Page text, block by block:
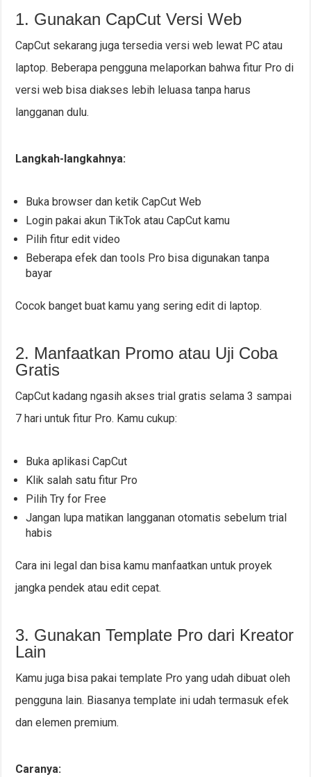
1. Gunakan CapCut Versi Web
CapCut sekarang juga tersedia versi web lewat PC atau
laptop. Beberapa pengguna melaporkan bahwa fitur Pro di
versi web bisa diakses lebih leluasa tanpa harus
langganan dulu.
Langkah-langkahnya:
Buka browser dan ketik CapCut Web
Login pakai akun TikTok atau CapCut kamu
Pilih fitur edit video
Beberapa efek dan tools Pro bisa digunakan tanpa
bayar
Cocok banget buat kamu yang sering edit di laptop.
2. Manfaatkan Promo atau Uji Coba
Gratis
CapCut kadang ngasih akses trial gratis selama 3 sampai
7 hari untuk fitur Pro. Kamu cukup:
Buka aplikasi CapCut
Klik salah satu fitur Pro
Pilih Try for Free
Jangan lupa matikan langganan otomatis sebelum trial
habis
Cara ini legal dan bisa kamu manfaatkan untuk proyek
jangka pendek atau edit cepat.
3. Gunakan Template Pro dari Kreator
Lain
Kamu juga bisa pakai template Pro yang udah dibuat oleh
pengguna lain. Biasanya template ini udah termasuk efek
dan elemen premium.
Caranya: